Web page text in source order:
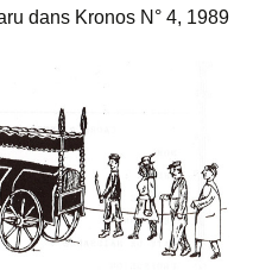
dans Kronos N° 4, 1989